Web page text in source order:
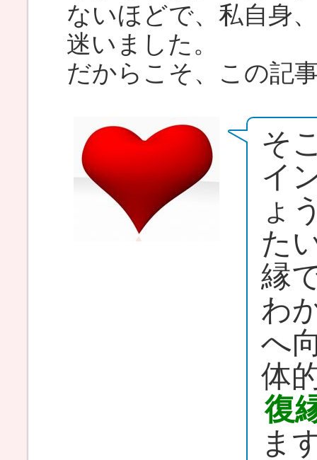
ないほどで、私自身
迷いました。
だからこそ、この記
そ
イ
ょ
た
縁
わ
へ
体
復
ま